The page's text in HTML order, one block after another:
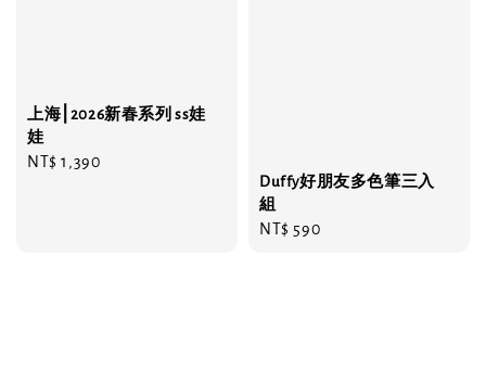
上海⎮2026新春系列 ss娃
娃
Regular
NT$ 1,390
Duffy好朋友多色筆三入
組
Regular
NT$ 590